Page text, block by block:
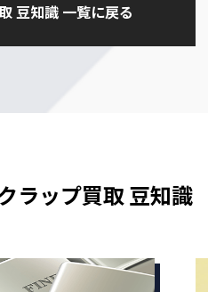
豆知識 一覧に戻る
ラップ買取 豆知識